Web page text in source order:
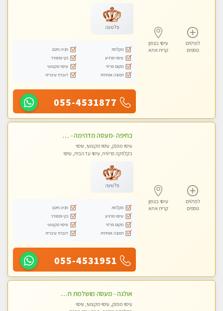
לפרטים
נוספים
עיסוי בצפון
קרית אתא
פלטינה
מקלחת
חניה חינם
עיסוי מרגיע
נקי ומסודר
מקום פרטי
עיסוי מקצועי
תמונה אמיתית
דוברת עיברית
055-4531877
לפרטים
נוספים
עיסוי בצפון
קרית אתא
בחיפה -מעסה מדהימה - כל סוגי העיסויים מעסה מקצועית ואיכותית פרטי!!!
עיסוי מפנק, עיסוי מקצועי, עיסוי
בקלניקה פרטית, עיסוי עד הבית, עיסוי
פלטינה
מקלחת
חניה חינם
עיסוי מרגיע
נקי ומסודר
מקום פרטי
עיסוי מקצועי
תמונה אמיתית
דוברת עיברית
055-4531951
אולגה - מעסה מושלמת חדשה בעיר ! בחיפה- טל 052-5738058
עיסוי מפנק, עיסוי מקצועי, עיסוי